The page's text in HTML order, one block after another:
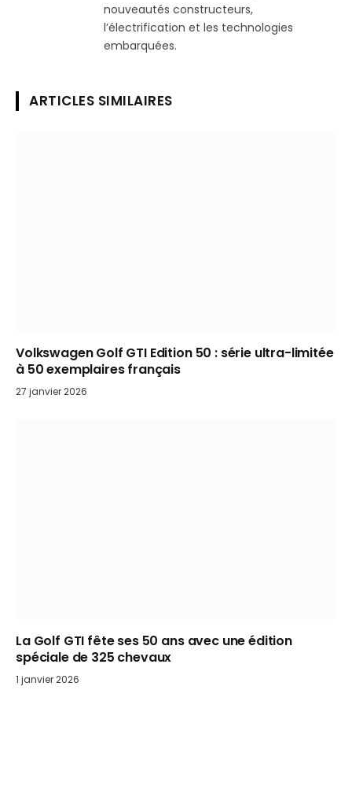
nouveautés constructeurs,
l’électrification et les technologies
embarquées.
ARTICLES SIMILAIRES
Volkswagen Golf GTI Edition 50 : série ultra-limitée
à 50 exemplaires français
27 janvier 2026
La Golf GTI fête ses 50 ans avec une édition
spéciale de 325 chevaux
1 janvier 2026